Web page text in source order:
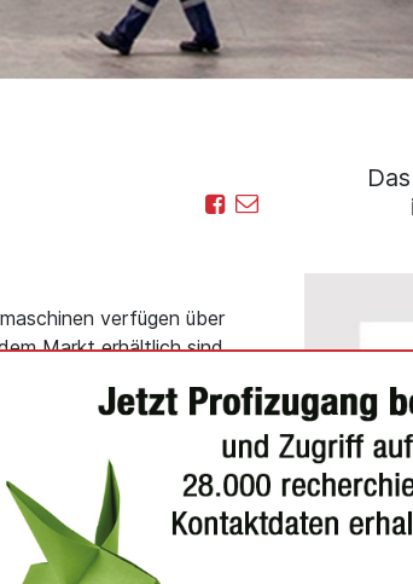
verfügen über
Markt erhältlich sind,
Diese Aufträge sind für uns
zuvor an denselben
Kunde ist für Valmet in
Wir freuen uns
sagt Xiangdong Zhu,